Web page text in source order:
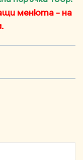
менюта - на